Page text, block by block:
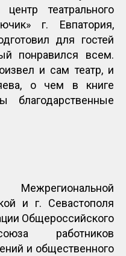
театрального
г. Евпатория,
для гостей
понравился всем.
и сам театр, и
о чем в книге
благодарственные
и г. Севастополя
Общероссийского
работников
и общественного